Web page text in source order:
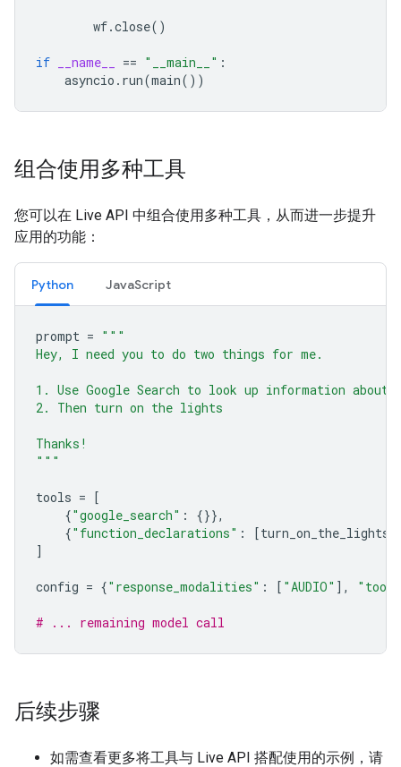
wf.close()
if __name__ == "__main__" :
asyncio . run(main())
组合使用多种工具
您可以在 Live API 中组合使用多种工具，从而进一步提升
应用的功能：
Python JavaScript
prompt = """
Hey, I need you to do two things for me.
1. Use Google Search to look up information
2. Then turn on the lights
Thanks!
"""
tools = [
{"google_search" :
{}},
{"function_declarations" : [turn_on_the_lights
]
config = {"response_modalities" : [ "AUDIO" ],
# ... remaining model call
后续步骤
如需查看更多将工具与 Live API 搭配使用的示例，请